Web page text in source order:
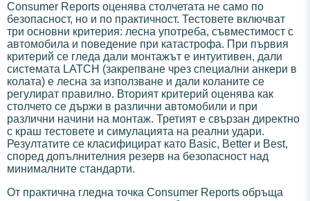
Consumer Reports оценява столчетата не само по
безопасност, но и по практичност. Тестовете включват
три основни критерия: лесна употреба, съвместимост с
автомобила и поведение при катастрофа. При първия
критерий се гледа дали монтажът е интуитивен, дали
системата LATCH (закрепване чрез специални анкери в
колата) е лесна за използване и дали коланите се
регулират правилно. Вторият критерий оценява как
столчето се държи в различни автомобили и при
различни начини на монтаж. Третият е свързан директно
с краш тестовете и симулацията на реални удари.
Резултатите се класифицират като Basic, Better и Best,
според допълнителния резерв на безопасност над
минималните стандарти.
От практична гледна точка Consumer Reports обръща